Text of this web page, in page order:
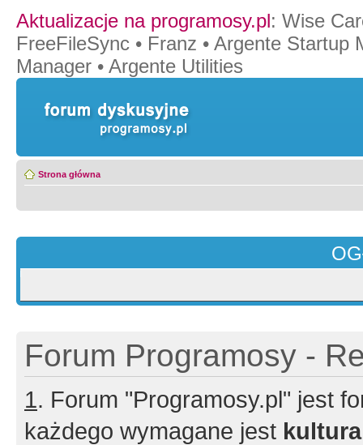
Aktualizacje na programosy.pl: Wise
FreeFileSync • Franz • Argente Startup
Manager • Argente Utilities
Strona główna
Forum Programosy -
1. Forum "Programosy.pl" jest
każdego wymagane jest